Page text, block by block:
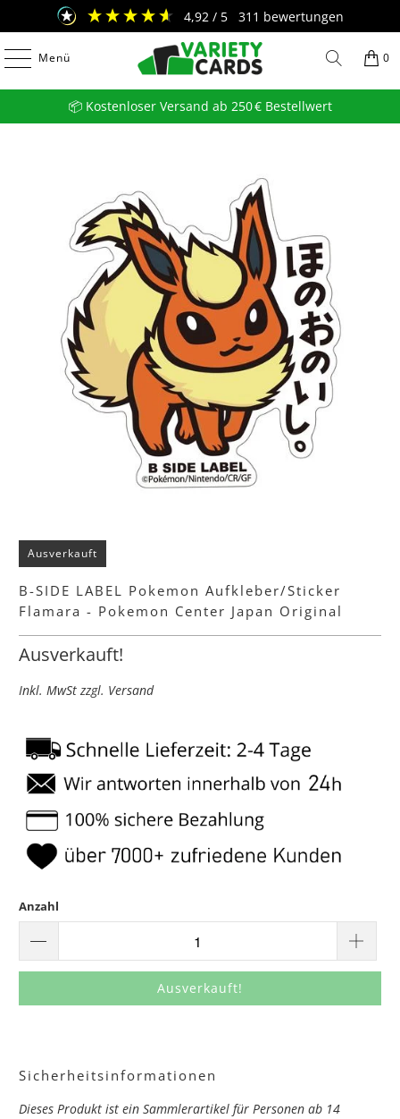
Menü 0
4,92 / 5 311 bewertungen
📦 Kostenloser Versand ab 250 € Bestellwert
Ausverkauft
B-SIDE LABEL Pokemon Aufkleber/Sticker
Flamara - Pokemon Center Japan Original
Ausverkauft!
Inkl. MwSt zzgl. Versand
Anzahl
Ausverkauft!
Sicherheitsinformationen
Dieses Produkt ist ein Sammlerartikel für Personen ab 14